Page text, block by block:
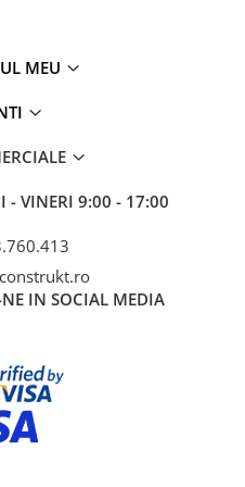
MEU
- VINERI 9:00 - 17:00
NE IN SOCIAL MEDIA